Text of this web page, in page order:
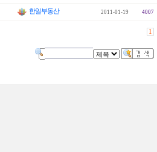
한일부동산 2011-01-19 4007
1